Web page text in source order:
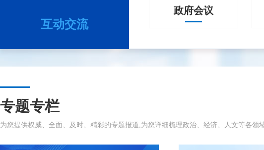
互动交流
政府会议
办件查询
修路对房屋造成的影响如何
专题专栏
为您提供权威、全面、及时、精彩的专题报道,为您详细梳理政治、经济、人文等各领